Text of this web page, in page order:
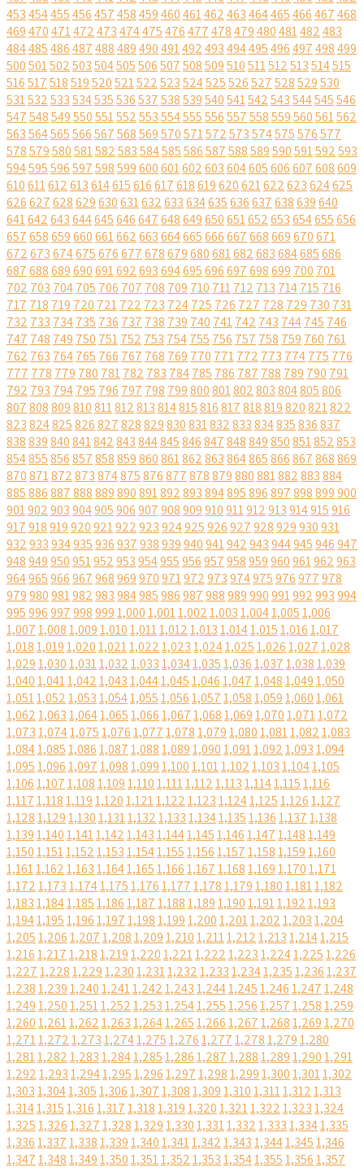
453454455456457458459460461462463464465466467468
469470471472473474475476477478479480481482483
484485486487488489490491492493494495496497498499
500501502503504505506507508509510511512513514515
516517518519520521522523524525526527528529530
531532533534535536537538539540541542543544545546
547548549550551552553554555556557558559560561562
563564565566567568569570571572573574575576577
578579580581582583584585586587588589590591592593
594595596597598599600601602603604605606607608609
610611612613614615616617618619620621622623624625
626627628629630631632633634635636637638639640
641642643644645646647648649650651652653654655656
657658659660661662663664665666667668669670671
672673674675676677678679680681682683684685686
687688689690691692693694695696697698699 700 701
702 703 704705 706 707 708 709 710 711712 713 714715 716
717 718 719 720 721722 723 724725 726 727 728 729 730 731
732 733 734735 736 737 738 739 740 741742 743 744745 746
747 748 749 750 751752 753 754755 756 757 758 759 760 761
762 763 764765 766 767 768 769 770 771772 773 774775 776
777 778 779 780 781782 783 784785 786 787 788 789 790 791
792 793 794795 796 797 798 799800801802803804805806
807808809810811812813814815816817818819820821822
823824825826827828829830831832833834835836837
838839840841842843844845846847848849850851852853
854855856857858859860861862863864865866867868869
870871872873874875876877878879880881882883884
885886887888889890891892893894895896897898899900
901902903904905906907908909910911912913914915916
917918919920921922923924925926927928929930931
932933934935936937938939940941942943944945946947
948949950951952953954955956957958959960961962963
964965966967968969970971972973974975976977978
979980981982983984985986987988989990991992993994
9959969979989991,0001,0011,0021,0031,0041,0051,006
1,0071,0081,0091,0101,0111,0121,0131,0141,0151,0161,017
1,0181,0191,0201,0211,0221,0231,0241,0251,0261,0271,028
1,0291,0301,0311,0321,0331,0341,0351,0361,0371,0381,039
1,0401,0411,0421,0431,0441,0451,0461,0471,0481,0491,050
1,0511,0521,0531,0541,0551,0561,0571,0581,0591,0601,061
1,0621,0631,0641,0651,0661,0671,0681,0691,0701,0711,072
1,0731,0741,0751,0761,0771,0781,0791,0801,0811,0821,083
1,0841,0851,0861,0871,0881,0891,0901,0911,0921,0931,094
1,0951,0961,0971,0981,0991,1001,1011,1021,1031,1041,105
1,1061,1071,1081,1091,1101,1111,1121,1131,1141,1151,116
1,1171,1181,1191,1201,1211,1221,1231,1241,1251,1261,127
1,1281,1291,1301,1311,1321,1331,1341,1351,1361,1371,138
1,1391,1401,1411,1421,1431,1441,1451,1461,1471,1481,149
1,1501,1511,1521,1531,1541,1551,1561,1571,1581,1591,160
1,1611,1621,1631,1641,1651,1661,1671,1681,1691,1701,171
1,1721,1731,1741,1751,1761,1771,1781,1791,1801,1811,182
1,1831,1841,1851,1861,1871,1881,1891,1901,1911,1921,193
1,1941,1951,1961,1971,1981,1991,2001,2011,2021,2031,204
1,2051,2061,2071,2081,2091,2101,2111,2121,2131,2141,215
1,2161,2171,2181,2191,2201,2211,2221,2231,2241,2251,226
1,2271,2281,2291,2301,2311,2321,2331,2341,2351,2361,237
1,2381,2391,2401,2411,2421,2431,2441,2451,2461,2471,248
1,2491,2501,2511,2521,2531,2541,2551,2561,2571,2581,259
1,2601,2611,2621,2631,2641,2651,2661,2671,2681,2691,270
1,2711,2721,2731,2741,2751,2761,2771,2781,2791,280
1,2811,2821,2831,2841,2851,2861,2871,2881,2891,2901,291
1,2921,2931,2941,2951,2961,2971,2981,2991,3001,3011,302
1,3031,3041,3051,3061,3071,3081,3091,3101,3111,3121,313
1,3141,3151,3161,3171,3181,3191,3201,3211,3221,3231,324
1,3251,3261,3271,3281,3291,3301,3311,3321,3331,3341,335
1,3361,3371,3381,3391,3401,3411,3421,3431,3441,3451,346
1,3471,3481,3491,3501,3511,3521,3531,3541,3551,3561,357